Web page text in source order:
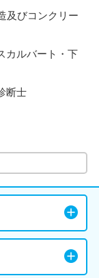
及びコンクリー
カルバート・下
断士